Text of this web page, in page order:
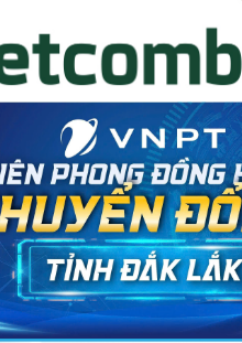
trí tuệ nhân tạo (AI)
điện tử năm 2026
hội tỉnh Đắk Lắk
trước Kỳ họp thứ
XVI
hành chính, khơi
phát triển
hiệu quả HĐND
đại hóa hành chính
cải cách hành chính với